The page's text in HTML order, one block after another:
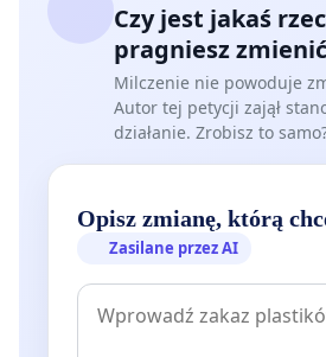
Czy jest jakaś
pragniesz
Milczenie nie powoduje
Autor tej petycji zajął
działanie. Zrobisz to
Opisz zmianę, którą
Zasilane przez AI